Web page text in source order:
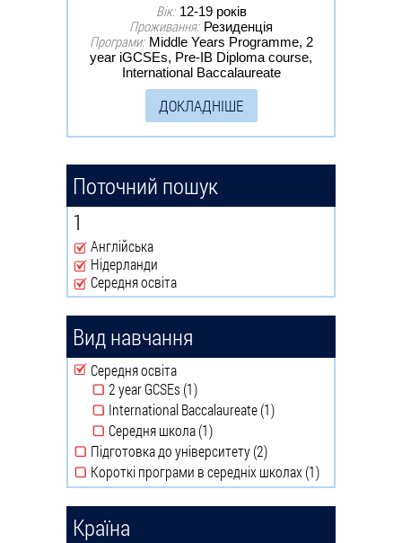
Вік: 12-19 років
Проживання: Резиденція
Програми: Middle Years Programme, 2
year iGCSEs, Pre-IB Diploma course,
International Baccalaureate
ДОКЛАДНІШЕ
Поточний пошук
1
Remove Англійська filter
Англійська
Remove Нідерланди filter
Нідерланди
Remove Середня освіта filter
Середня освіта
Вид навчання
Remove Середня освіта filter
Середня освіта
2 year GCSEs (1)
International Baccalaureate (1)
filter
Середня школа (1)
Підготовка до університету (2)
Підготовка до
університету
Короткі програми в середніх школах (1)
Короткі
Країна